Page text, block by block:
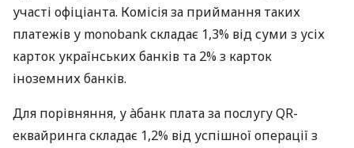
участі офіціанта. Комісія за приймання таких
платежів у monobank складає 1,3% від суми з усіх
карток українських банків та 2% з карток
іноземних банків.
Для порівняння, у àбанк плата за послугу QR-
еквайринга складає 1,2% від успішної операції з